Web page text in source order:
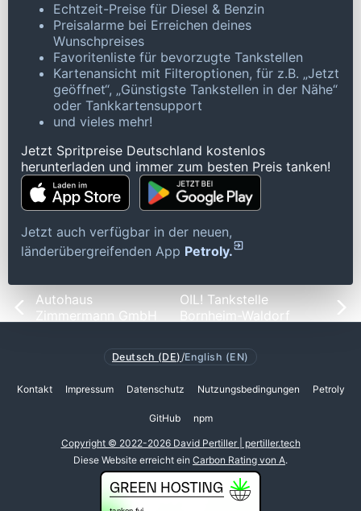
Echtzeit-Preise für Diesel & Benzin
Preisalarme bei Erreichen deines
Wunschpreises
Favoritenliste für bevorzugte Tankstellen
Kartenansicht mit Filteroptionen, für z.B. „Jetzt
geöffnet“, „Günstigste Tankstellen in der Nähe“
oder Tankkartensupport
und vieles mehr!
Jetzt Spritpreise Deutschland kostenlos
herunterladen und immer zum besten Preis tanken!
Jetzt auch verfügbar in der neuen,
länderübergreifenden App Petroly.
Autohaus
Zimmermann GmbH
OIL! Tankstelle
Bornheim-Waldorf
Deutsch (DE) /English (EN)
Kontakt Impressum Datenschutz Nutzungsbedingungen Petroly
GitHub npm
Copyright © 2022-2026 David Pertiller | pertiller.tech
Diese Website erreicht ein Carbon Rating von A.